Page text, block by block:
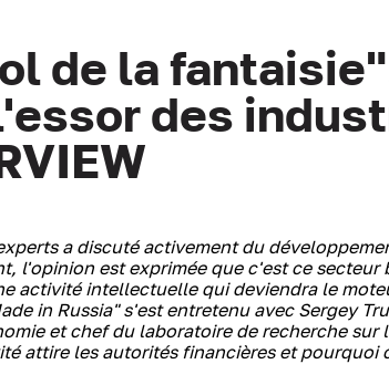
de la
des
a discuté activement du
l'opinion est exprimée que c'est ce secteur
activité intellectuelle qui deviendra le
in Russia" s'est entretenu avec Sergey
et chef du laboratoire de recherche sur
attire les autorités financières et pourquoi